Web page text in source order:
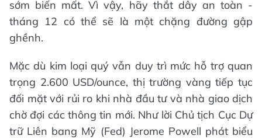
sớm biến mất. Vì vậy, hãy thắt dây an toàn -
tháng 12 có thể sẽ là một chặng đường gập
ghềnh.
Mặc dù kim loại quý vẫn duy trì mức hỗ trợ quan
trọng 2.600 USD/ounce, thị trường vàng tiếp tục
đối mặt với rủi ro khi nhà đầu tư và nhà giao dịch
chờ đợi các thông tin mới. Như lời Chủ tịch Cục Dự
trữ Liên bang Mỹ (Fed) Jerome Powell phát biểu